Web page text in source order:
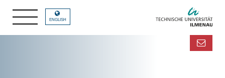
ENGLISH